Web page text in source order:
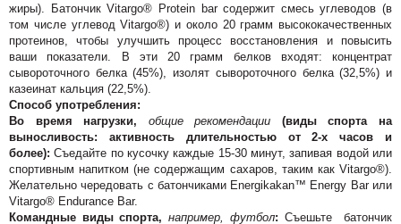
жиры). Батончик Vitargo® Protein bar содержит смесь углеводов (в
том числе углевод Vitargo®) и около 20 грамм высококачественных
протеинов, чтобы улучшить процесс восстановления и повысить
ваши показатели. В эти 20 грамм белков входят: концентрат
сывороточного белка (45%), изолят сывороточного белка (32,5%) и
казеинат кальция (22,5%).
Способ употребления:
Во время нагрузки, общие рекомендации (виды
спорта на
выносливость: активность длительностью от 2-х часов и
более): Съедайте по кусочку каждые 15-30 минут, запивая водой или
спортивным напитком (не содержащим сахаров, таким как Vitargo®).
Желательно чередовать с батончиками Energikakan™ Energy Bar или
Vitargo® Endurance Bar.
Командные виды спорта,например, футбол: Съешьте батончик